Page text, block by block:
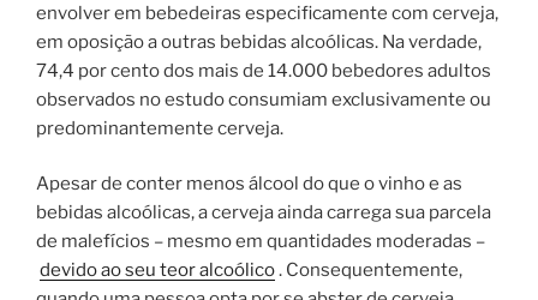
envolver em bebedeiras especificamente com cerveja,
em oposição a outras bebidas alcoólicas. Na verdade,
74,4 por cento dos mais de 14.000 bebedores adultos
observados no estudo consumiam exclusivamente ou
predominantemente cerveja.
Apesar de conter menos álcool do que o vinho e as
bebidas alcoólicas, a cerveja ainda carrega sua parcela
de malefícios – mesmo em quantidades moderadas –
devido ao seu teor alcoólico. Consequentemente,